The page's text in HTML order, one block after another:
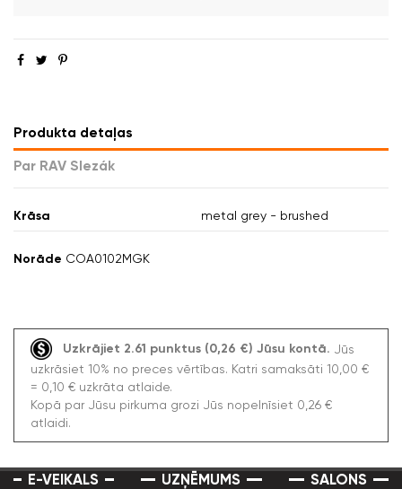
Produkta detaļas
Par RAV Slezák
Krāsa metal grey - brushed
Norāde COA0102MGK
Uzkrājiet 2.61 punktus (0,26 €) Jūsu kontā. Jūs
uzkrāsiet 10% no preces vērtības. Katri samaksāti 10,00 €
= 0,10 € uzkrāta atlaide.
Kopā par Jūsu pirkuma grozi Jūs nopelnīsiet 0,26 €
atlaidi.
E-VEIKALS UZŅĒMUMS SALONS